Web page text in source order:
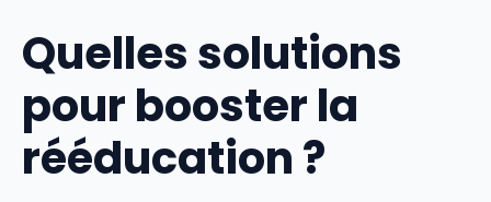
Quelles solutions
pour booster la
rééducation ?